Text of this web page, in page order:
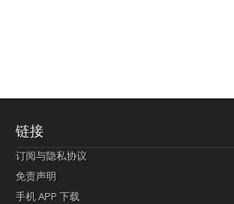
链接
订阅与隐私协议
免责声明
手机 APP 下载